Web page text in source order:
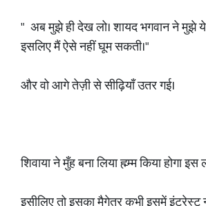
" अब मुझे ही देख लो। शायद भगवान ने मुझे ये
इसलिए मैं ऐसे नहीं घूम सकती।"
और वो आगे तेज़ी से सीढ़ियाँ उतर गई।
शिवाया ने मुँह बना लिया ह्म्म्म किया होगा